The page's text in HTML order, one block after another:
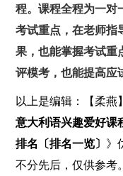
程。课程全程为一对
考试重点，在老师指
果，也能掌握考试重
评模考，也能提高应
以上是编辑：【柔燕
意大利语兴趣爱好课
排名〔排名一览〕 》
不分先后，仅供参考。